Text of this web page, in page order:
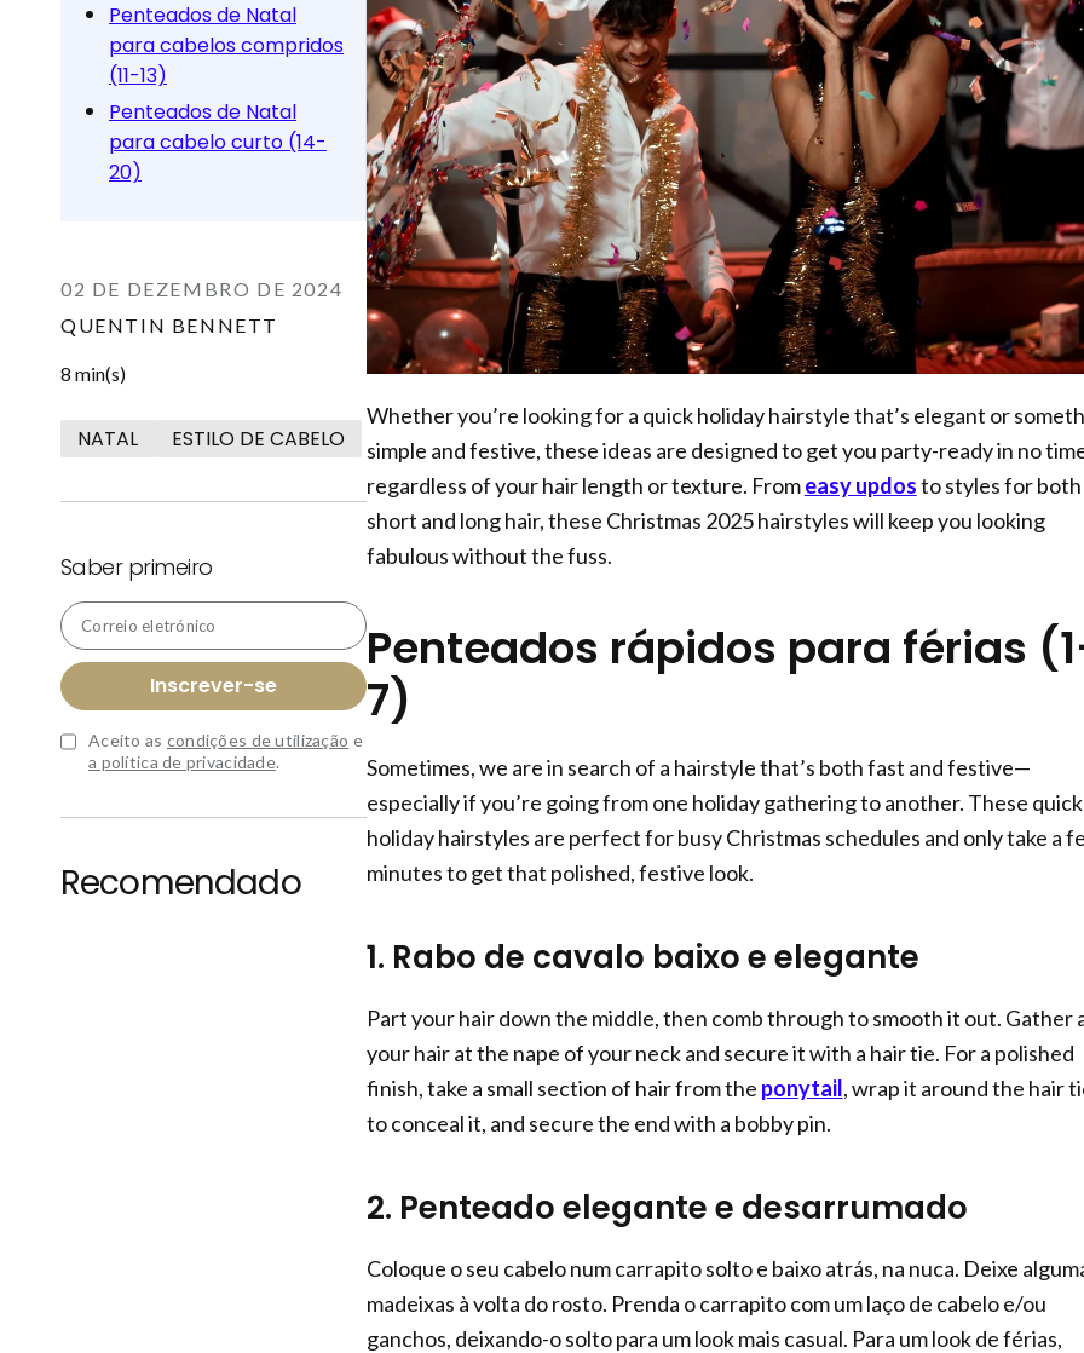
Penteados de Natal
para cabelos compridos
(11-13)
Penteados de Natal
para cabelo curto (14-
20)
02 DE DEZEMBRO DE 2024
QUENTIN BENNETT
8 min(s)
NATAL ESTILO DE CABELO
Saber primeiro
Correio eletrónico
Inscrever-se
Aceito as condições de utilização e
a política de privacidade.
Recomendado
Whether you’re looking for a quick holiday hairstyle that’s elegant or
simple and festive, these ideas are designed to get you party-ready in no
regardless of your hair length or texture. Fromeasy updosto styles for both
short and long hair, these Christmas 2025 hairstyles will keep you looking
fabulous without the fuss.
Penteados rápidos para férias
7)
Sometimes, we are in search of a hairstyle that’s both fast and festive—
especially if you’re going from one holiday gathering to another. These quick
holiday hairstyles are perfect for busy Christmas schedules and only take a
minutes to get that polished, festive look.
1. Rabo de cavalo baixo e elegante
Part your hair down the middle, then comb through to smooth it out. Gather
your hair at the nape of your neck and secure it with a hair tie. For a polished
finish, take a small section of hair from the ponytail, wrap it around the hair
to conceal it, and secure the end with a bobby pin.
2. Penteado elegante e desarrumado
Coloque o seu cabelo num carrapito solto e baixo atrás, na nuca. Deixe
madeixas à volta do rosto. Prenda o carrapito com um laço de cabelo e/ou
ganchos, deixando-o solto para um look mais casual. Para um look de férias,